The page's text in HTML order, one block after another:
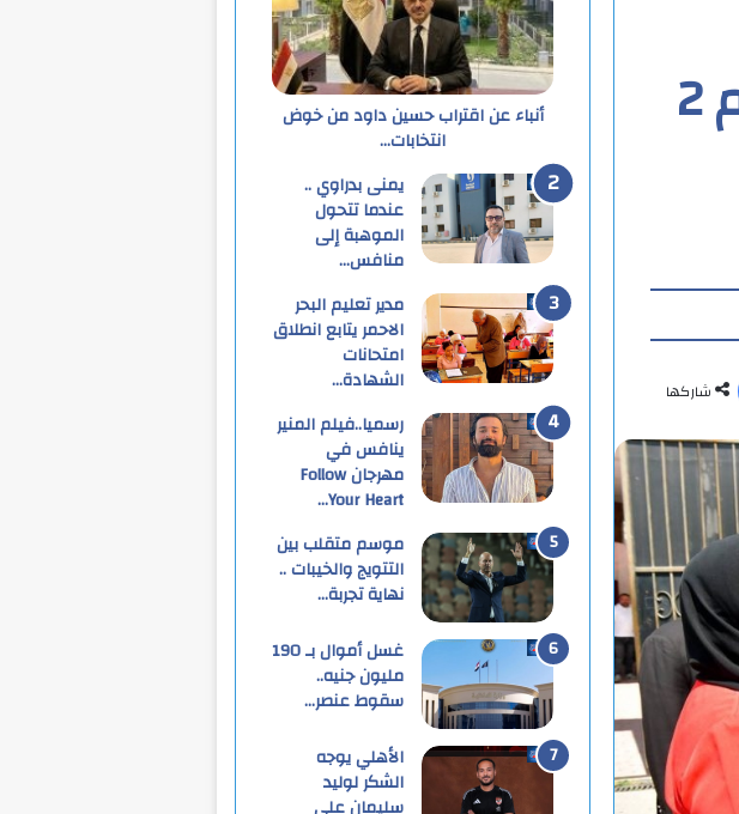
محافظ الدقهلية يشهد استلام 2
شاركها
أنباء عن اقتراب حسين داود من خوض
انتخابات…
يمنى بدراوي ..
عندما تتحول
الموهبة إلى
منافس…
مدير تعليم البحر
الاحمر يتابع انطلاق
امتحانات
الشهادة…
رسميا..فيلم المنير
ينافس في
مهرجان Follow
Your Heart…
موسم متقلب بين
التتويج والخيبات ..
نهاية تجربة…
غسل أموال بـ 190
مليون جنيه..
سقوط عنصر…
الأهلي يوجه
الشكر لوليد